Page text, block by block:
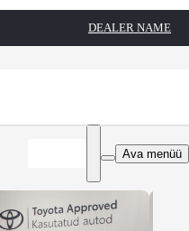
DEALER NAME
Ava menüü